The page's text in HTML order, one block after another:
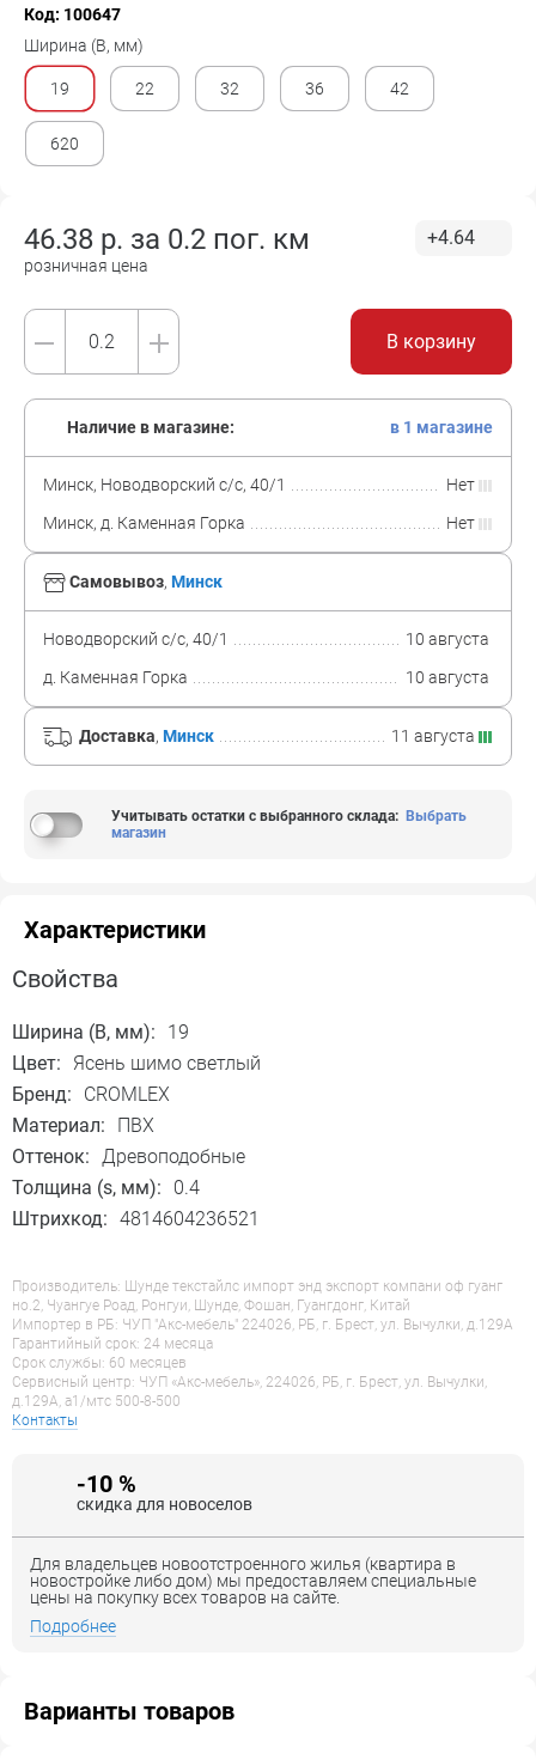
Код: 100647
Ширина (B, мм)
19 22 32 36 42
620
46.38 р. за 0.2 пог. км
розничная цена
+4.64
В корзину
Самовывоз, Минск
Новодворский с/с, 40/1
10 августа
д. Каменная Горка
10 августа
Доставка, Минск 11 августа
Наличие в магазине: в 1 магазине
Минск, Новодворский с/с, 40/1
Нет
Минск, д. Каменная Горка
Нет
Учитывать остатки с выбранного склада: Выбрать
магазин
Характеристики
Свойства
Ширина (B, мм):
19
Цвет:
Ясень шимо светлый
Бренд:
CROMLEX
Материал:
ПВХ
Оттенок: Древоподобные
Толщина (s, мм):
0.4
Штрихкод: 4814604236521
Производитель: Шунде текстайлс импорт энд экспорт компани оф гуанг
но.2, Чуангуе Роад, Ронгуи, Шунде, Фошан, Гуангдонг, Китай
Импортер в РБ: ЧУП "Акс-мебель" 224026, РБ, г. Брест, ул. Вычулки, д.129А
Гарантийный срок: 24 месяца
Срок службы: 60 месяцев
Сервисный центр: ЧУП «Акс-мебель», 224026, РБ, г. Брест, ул. Вычулки,
д.129А, a1/мтс 500-8-500
Контакты
-10 %
скидка для новоселов
Для владельцев новоотстроенного жилья (квартира в
новостройке либо дом) мы предоставляем специальные
цены на покупку всех товаров на сайте.
Подробнее
Варианты товаров